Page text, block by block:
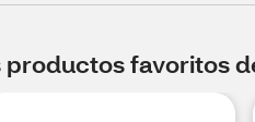
favoritos